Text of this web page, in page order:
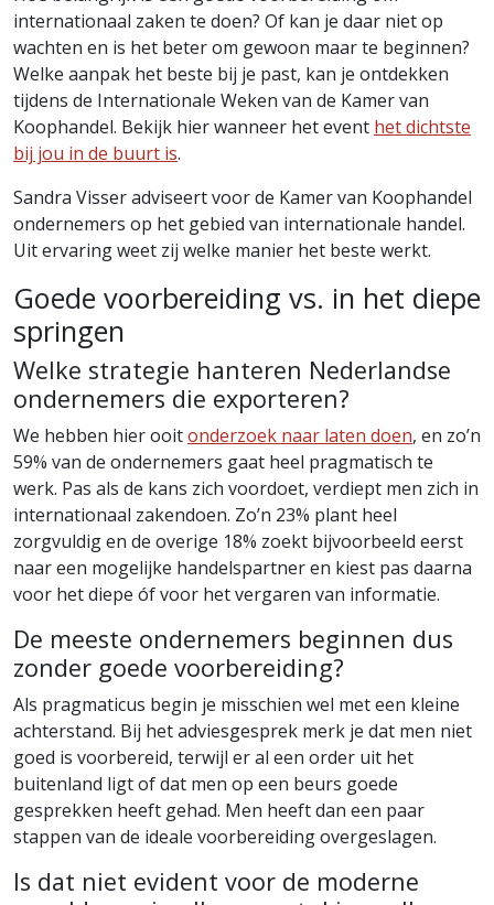
internationaal zaken te doen? Of kan je daar niet op
wachten en is het beter om gewoon maar te beginnen?
Welke aanpak het beste bij je past, kan je ontdekken
tijdens de Internationale Weken van de Kamer van
Koophandel. Bekijk hier wanneer het event het dichtste
bij jou in de buurt is.
Sandra Visser adviseert voor de Kamer van Koophandel
ondernemers op het gebied van internationale handel.
Uit ervaring weet zij welke manier het beste werkt.
Goede voorbereiding vs. in het diepe
springen
Welke strategie hanteren Nederlandse
ondernemers die exporteren?
We hebben hier ooitonderzoek naar laten doen, en zo’n
59% van de ondernemers gaat heel pragmatisch te
werk. Pas als de kans zich voordoet, verdiept men zich in
internationaal zakendoen. Zo’n 23% plant heel
zorgvuldig en de overige 18% zoekt bijvoorbeeld eerst
naar een mogelijke handelspartner en kiest pas daarna
voor het diepe óf voor het vergaren van informatie.
De meeste ondernemers beginnen dus
zonder goede voorbereiding?
Als pragmaticus begin je misschien wel met een kleine
achterstand. Bij het adviesgesprek merk je dat men niet
goed is voorbereid, terwijl er al een order uit het
buitenland ligt of dat men op een beurs goede
gesprekken heeft gehad. Men heeft dan een paar
stappen van de ideale voorbereiding overgeslagen.
Is dat niet evident voor de moderne